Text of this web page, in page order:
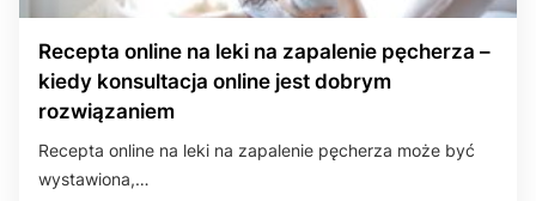
Recepta online na leki na zapalenie pęcherza –
kiedy konsultacja online jest dobrym
rozwiązaniem
Recepta online na leki na zapalenie pęcherza może być
wystawiona,…